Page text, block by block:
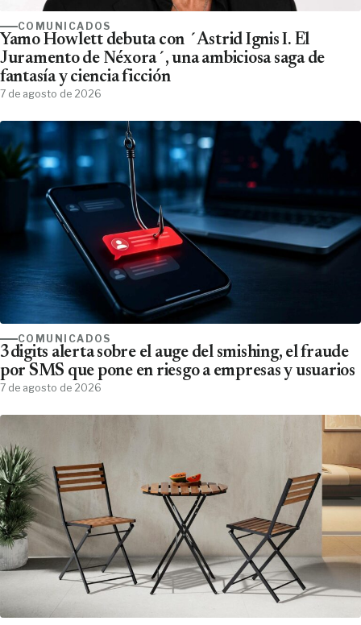
COMUNICADOS
Yamo Howlett debuta con ´Astrid Ignis I. El
Juramento de Néxora´, una ambiciosa saga de
fantasía y ciencia ficción
7 de agosto de 2026
COMUNICADOS
3digits alerta sobre el auge del smishing, el fraude
por SMS que pone en riesgo a empresas y usuarios
7 de agosto de 2026